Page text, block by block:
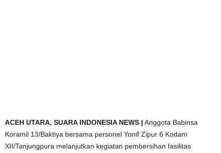
ACEH UTARA, SUARA INDONESIA NEWS | Anggota Babinsa
Koramil 13/Baktiya bersama personel Yonif Zipur 6 Kodam
XII/Tanjungpura melanjutkan kegiatan pembersihan fasilitas